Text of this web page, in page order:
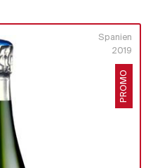
Spanien
2019
PROMO